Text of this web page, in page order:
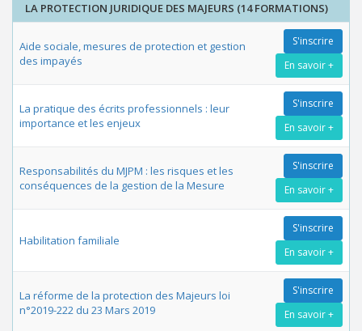
LA PROTECTION JURIDIQUE DES MAJEURS (14 FORMATIONS)
Aide sociale, mesures de protection et gestion
des impayés
S'inscrire
En savoir +
La pratique des écrits professionnels : leur
importance et les enjeux
S'inscrire
En savoir +
Responsabilités du MJPM : les risques et les
conséquences de la gestion de la Mesure
S'inscrire
En savoir +
Habilitation familiale
S'inscrire
En savoir +
La réforme de la protection des Majeurs loi
n°2019-222 du 23 Mars 2019
S'inscrire
En savoir +